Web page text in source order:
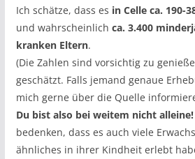
Ich schätze, dass es in Celle ca. 190-
und wahrscheinlich ca. 3.400
kranken Eltern.
(Die Zahlen sind vorsichtig zu
geschätzt. Falls jemand genaue
mich gerne über die Quelle
Du bist also bei weitem nicht alleine!
bedenken, dass es auch viele
ähnliches in ihrer Kindheit erlebt